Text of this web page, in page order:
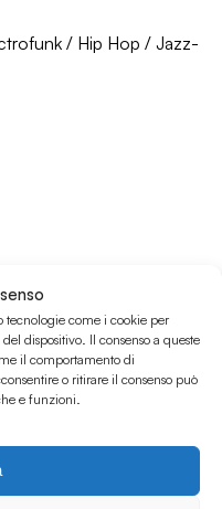
come i cookie per
dispositivo. Il consenso a queste
il comportamento di
o ritirare il consenso può
e funzioni.
/ Hip Hop / Jazz-